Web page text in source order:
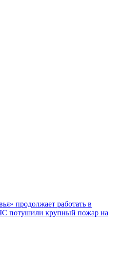
продолжает работать в
потушили крупный пожар на